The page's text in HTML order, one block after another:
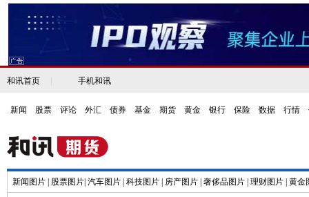
和讯首页 手机和讯
新闻 股票 评论 外汇 债券 基金 期货 黄金 银行 保险 数据 行情
新闻图片 股票图片 汽车图片 科技图片 房产图片 奢侈品图片 理财图片 黄金